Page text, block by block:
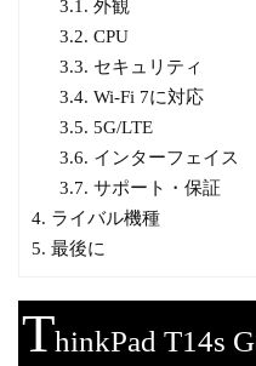
3.1. 外観
3.2. CPU
3.3. セキュリティ
3.4. Wi-Fi 7に対応
3.5. 5G/LTE
3.6. インターフェイス
3.7. サポート・保証
4. ライバル機種
5. 最後に
ThinkPad T14s